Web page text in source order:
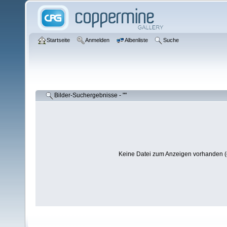
Startseite Anmelden Albenliste Suche
Bilder-Suchergebnisse - ""
Keine Datei zum Anzeigen vorhanden